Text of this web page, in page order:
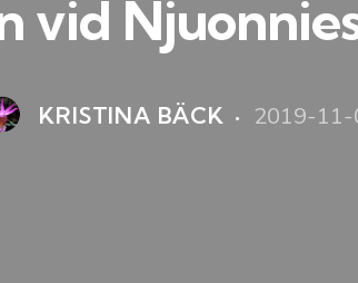
vid
KRISTINA BÄCK 2019-